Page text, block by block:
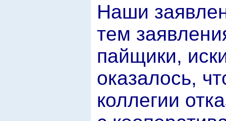
Наши
тем
пайщики,
оказалось,
коллегии